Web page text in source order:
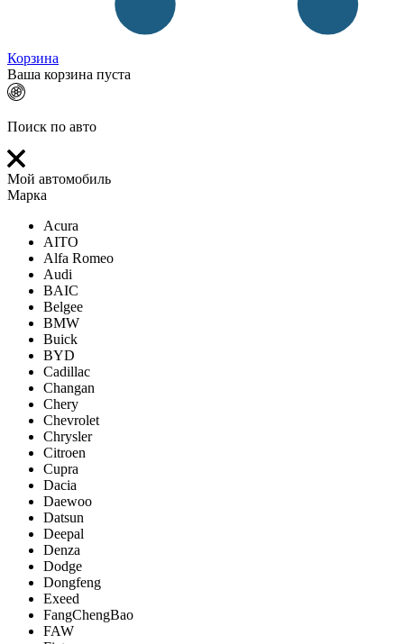
Корзина
Ваша корзина пуста
Поиск по авто
Мой автомобиль
Марка
Acura
AITO
Alfa Romeo
Audi
BAIC
Belgee
BMW
Buick
BYD
Cadillac
Changan
Chery
Chevrolet
Chrysler
Citroen
Cupra
Dacia
Daewoo
Datsun
Deepal
Denza
Dodge
Dongfeng
Exeed
FangChengBao
FAW